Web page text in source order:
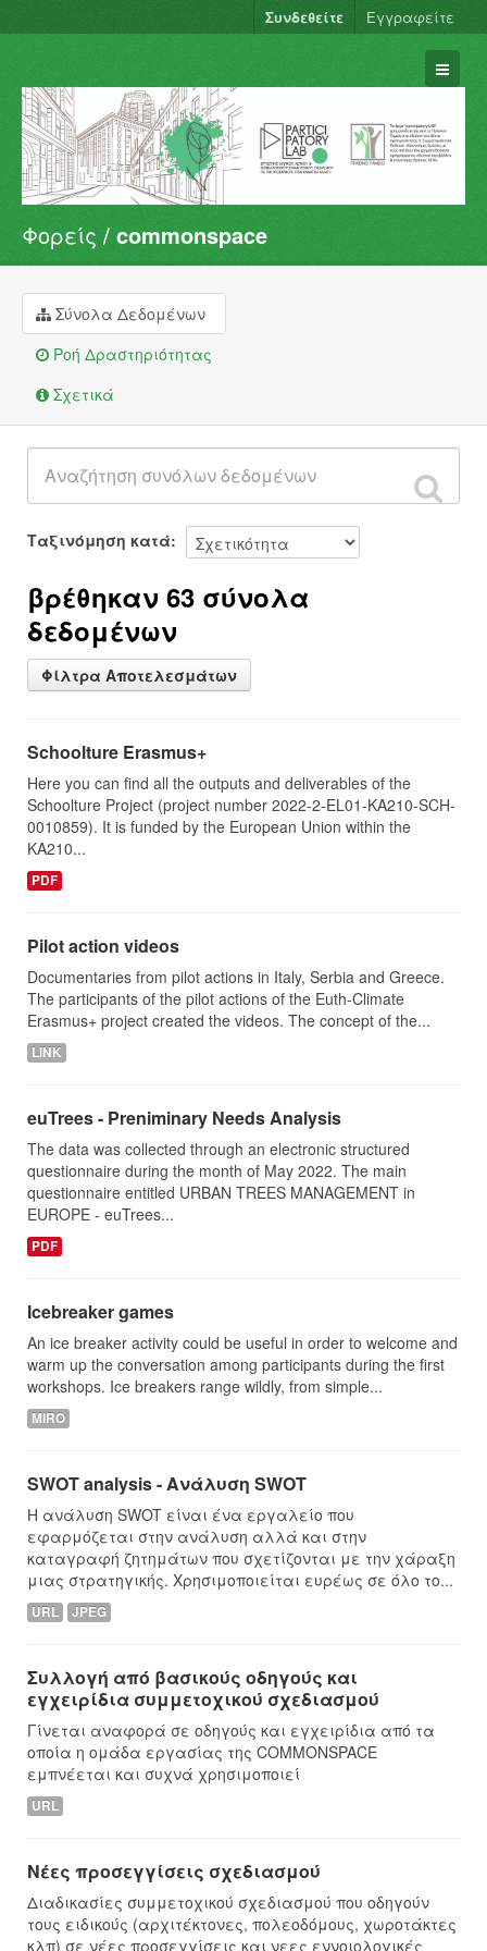
Συνδεθείτε Εγγραφείτε
Σύνολα Δεδομένων
Φορείς
Ομάδες
Σχετικά
Φορείς commonspace
Σύνολα Δεδομένων
Ροή Δραστηριότητας
Σχετικά
Ταξινόμηση κατά
βρέθηκαν 63 σύνολα
δεδομένων
Φίλτρα Αποτελεσμάτων
Schoolture Erasmus+
Here you can find all the outputs and deliverables of the
Schoolture Project (project number 2022-2-EL01-KA210-SCH-
0010859). It is funded by the European Union within the
ΚΑ210...
PDF
Pilot action videos
Documentaries from pilot actions in Italy, Serbia and Greece.
The participants of the pilot actions of the Euth-Climate
Erasmus+ project created the videos. The concept of the...
LINK
euTrees - Preniminary Needs Analysis
The data was collected through an electronic structured
questionnaire during the month of May 2022. The main
questionnaire entitled URBAN TREES MANAGEMENT in
EUROPE - euTrees...
PDF
Icebreaker games
An ice breaker activity could be useful in order to welcome and
warm up the conversation among participants during the first
workshops. Ice breakers range wildly, from simple...
MIRO
SWOT analysis - Ανάλυση SWOT
Η ανάλυση SWOT είναι ένα εργαλείο που
εφαρμόζεται στην ανάλυση αλλά και στην
καταγραφή ζητημάτων που σχετίζονται με την χάραξη
μιας στρατηγικής. Χρησιμοποιείται ευρέως σε όλο το...
URL JPEG
Συλλογή από βασικούς οδηγούς και
εγχειρίδια συμμετοχικού σχεδιασμού
Γίνεται αναφορά σε οδηγούς και εγχειρίδια από τα
οποία η ομάδα εργασίας της COMMONSPACE
εμπνέεται και συχνά χρησιμοποιεί
URL
Νέες προσεγγίσεις σχεδιασμού
Διαδικασίες συμμετοχικού σχεδιασμού που οδηγούν
τους ειδικούς (αρχιτέκτονες, πολεοδόμους, χωροτάκτες
κλπ) σε νέες προσεγγίσεις και νεες εννοιολογικές